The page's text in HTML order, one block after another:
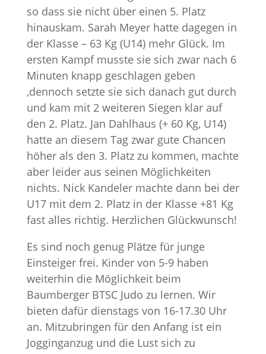
so dass sie nicht über einen 5. Platz
hinauskam. Sarah Meyer hatte dagegen in
der Klasse – 63 Kg (U14) mehr Glück. Im
ersten Kampf musste sie sich zwar nach 6
Minuten knapp geschlagen geben
,dennoch setzte sie sich danach gut durch
und kam mit 2 weiteren Siegen klar auf
den 2. Platz. Jan Dahlhaus (+ 60 Kg, U14)
hatte an diesem Tag zwar gute Chancen
höher als den 3. Platz zu kommen, machte
aber leider aus seinen Möglichkeiten
nichts. Nick Kandeler machte dann bei der
U17 mit dem 2. Platz in der Klasse +81 Kg
fast alles richtig. Herzlichen Glückwunsch!
Es sind noch genug Plätze für junge
Einsteiger frei. Kinder von 5-9 haben
weiterhin die Möglichkeit beim
Baumberger BTSC Judo zu lernen. Wir
bieten dafür dienstags von 16-17.30 Uhr
an. Mitzubringen für den Anfang ist ein
Jogginganzug und die Lust sich zu